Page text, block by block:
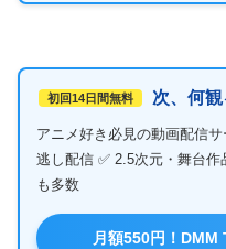
初回14日間無料 次、何
アニメ好き必見の動画配信
逃し配信 ✅ 2.5次元・舞台
も多数
月額550円！